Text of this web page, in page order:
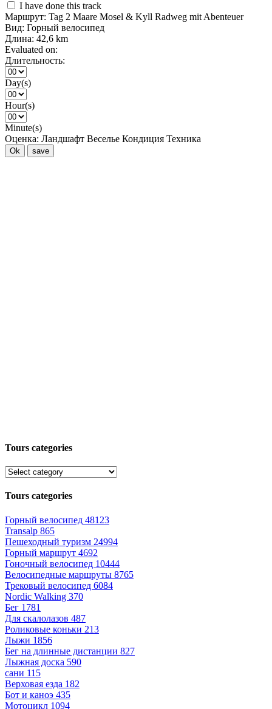
I have done this track
Маршрут: Tag 2 Maare Mosel & Kyll Radweg mit Abenteuer
Вид: Горный велосипед
Длина: 42,6 km
Evaluated on:
Длительность:
Day(s)
Hour(s)
Minute(s)
Оценка: Ландшафт Веселье Кондиция Техника
Ok save
Tours categories
Tours categories
Горный велосипед 48123
Transalp 865
Пешеходный туризм 24994
Горный маршрут 4692
Гоночный велосипед 10444
Велосипедные маршруты 8765
Трековый велосипед 6084
Nordic Walking 370
Бег 1781
Для скалолазов 487
Роликовые коньки 213
Лыжи 1856
Бег на длинные дистанции 827
Лыжная доска 590
сани 115
Верховая езда 182
Бот и каноэ 435
Мотоцикл 1094